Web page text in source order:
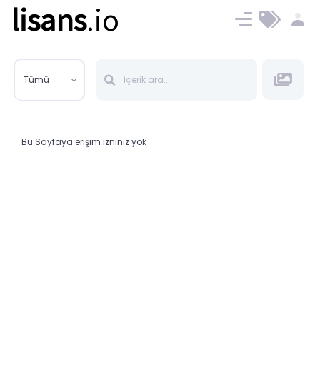
lisans.io Ücret ve Planlar
Tümü
Bu Sayfaya erişim izniniz yok